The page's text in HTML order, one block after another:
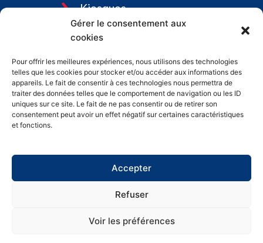
Gérer le consentement aux
cookies
Pour offrir les meilleures expériences, nous utilisons des technologies
telles que les cookies pour stocker et/ou accéder aux informations des
appareils. Le fait de consentir à ces technologies nous permettra de
traiter des données telles que le comportement de navigation ou les ID
uniques sur ce site. Le fait de ne pas consentir ou de retirer son
consentement peut avoir un effet négatif sur certaines caractéristiques
et fonctions.
Accepter
Refuser
Voir les préférences
Kiosques
Tourisme Bromont
Emplois
Charte graphique